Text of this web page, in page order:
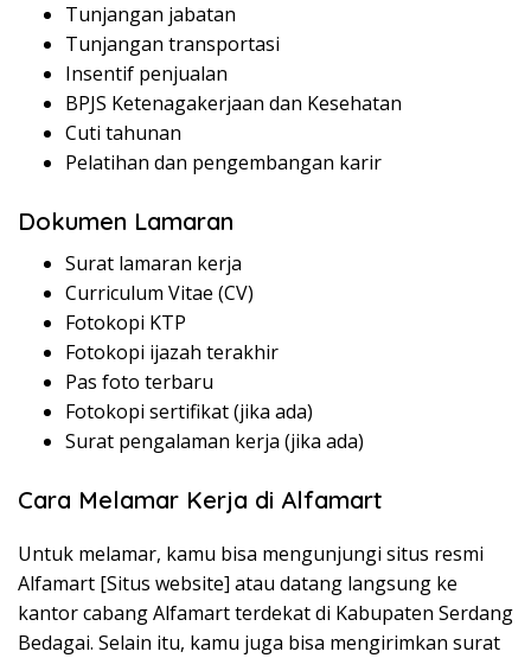
Tunjangan jabatan
Tunjangan transportasi
Insentif penjualan
BPJS Ketenagakerjaan dan Kesehatan
Cuti tahunan
Pelatihan dan pengembangan karir
Dokumen Lamaran
Surat lamaran kerja
Curriculum Vitae (CV)
Fotokopi KTP
Fotokopi ijazah terakhir
Pas foto terbaru
Fotokopi sertifikat (jika ada)
Surat pengalaman kerja (jika ada)
Cara Melamar Kerja di Alfamart
Untuk melamar, kamu bisa mengunjungi situs resmi
Alfamart [Situs website] atau datang langsung ke
kantor cabang Alfamart terdekat di Kabupaten Serdang
Bedagai. Selain itu, kamu juga bisa mengirimkan surat